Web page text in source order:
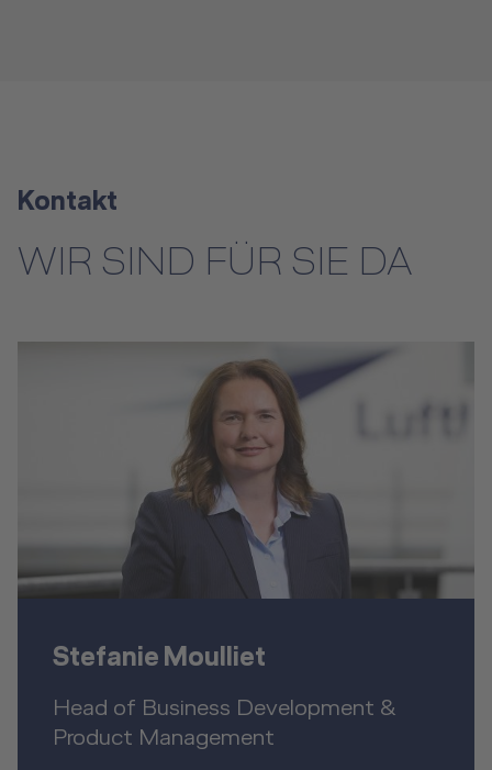
Kontakt
WIR SIND FÜR SIE DA
Stefanie Moulliet
Head of Business Development &
Product Management